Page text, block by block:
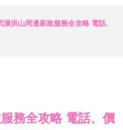
漢洪山周邊家政服務全攻略 電話、
務全攻略 電話、價